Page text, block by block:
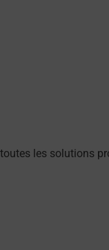
les solutions